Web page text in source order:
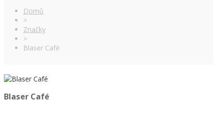
Domů
>
Značky
>
Blaser Café
Blaser Café